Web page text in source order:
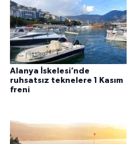
Alanya İskelesi’nde
ruhsatsız teknelere 1 Kasım
freni